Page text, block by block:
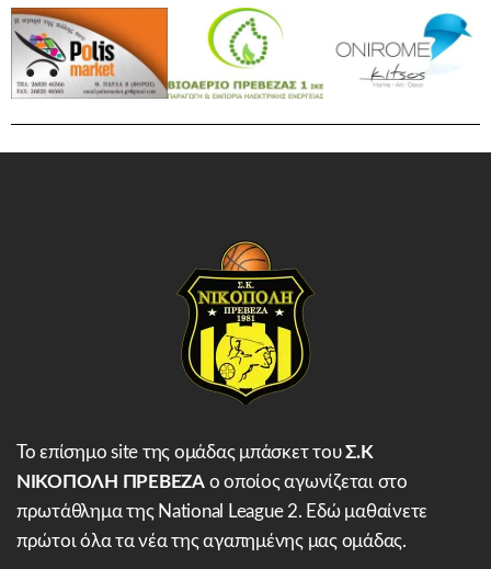
Το επίσημο site της ομάδας μπάσκετ τουΣ.Κ
ΝΙΚΟΠΟΛΗ ΠΡΕΒΕΖΑο οποίος αγωνίζεται στο
πρωτάθλημα της National League 2. Εδώ μαθαίνετε
πρώτοι όλα τα νέα της αγαπημένης μας ομάδας.